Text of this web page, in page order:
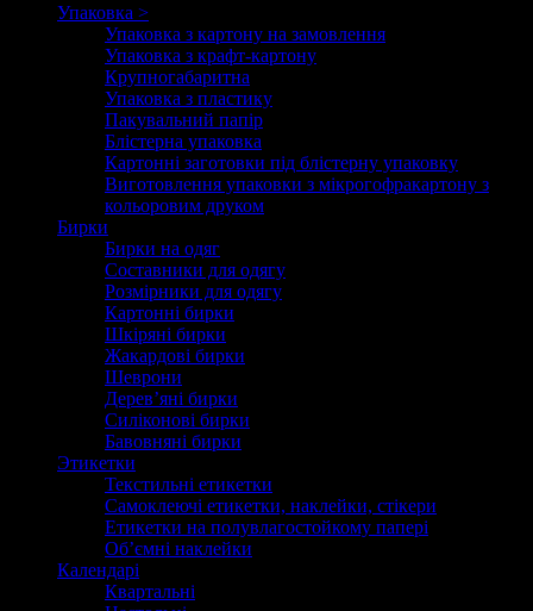
Упаковка >
Упаковка з картону на замовлення
Упаковка з крафт-картону
Крупногабаритна
Упаковка з пластику
Пакувальний папір
Блістерна упаковка
Картонні заготовки під блістерну упаковку
Виготовлення упаковки з мікрогофракартону з
кольоровим друком
Бирки
Бирки на одяг
Составники для одягу
Розмірники для одягу
Картонні бирки
Шкіряні бирки
Жакардові бирки
Шеврони
Дерев’яні бирки
Силіконові бирки
Бавовняні бирки
Этикетки
Текстильні етикетки
Самоклеючі етикетки, наклейки, стікери
Етикетки на полувлагостойкому папері
Об’ємні наклейки
Календарі
Квартальні